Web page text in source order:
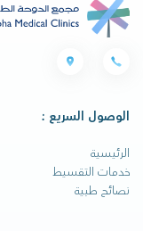
الوصول السريع :
الرئيسية
خدمات التقسيط
نصائح طبية